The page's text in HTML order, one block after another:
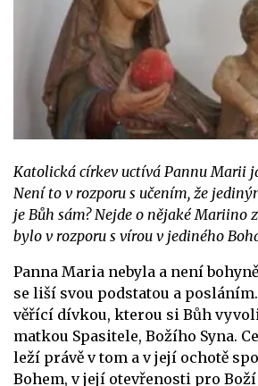
Katolická církev uctívá Pannu Marii
Není to v rozporu s učením, že
je Bůh sám? Nejde o nějaké Mariino
bylo v rozporu s vírou v jediného
Panna Maria nebyla a není
se liší svou podstatou a
věřící dívkou, kterou si Bůh
matkou Spasitele, Božího Syna.
leží právě v tom a v její ochotě
Bohem, v její otevřenosti pro